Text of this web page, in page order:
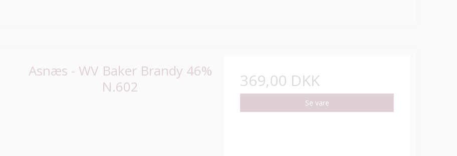
Asnæs - WV Baker Brandy 46%
N.602
369,00 DKK
Se vare